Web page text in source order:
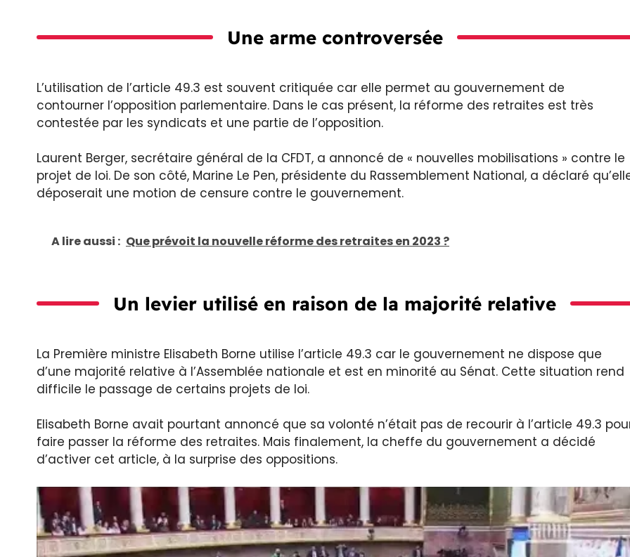
Une arme controversée
L’utilisation de l’article 49.3 est souvent critiquée car elle permet au gouvernement de
contourner l’opposition parlementaire. Dans le cas présent, la réforme des retraites est très
contestée par les syndicats et une partie de l’opposition.
Laurent Berger, secrétaire général de la CFDT, a annoncé de « nouvelles mobilisations » contre le
projet de loi. De son côté, Marine Le Pen, présidente du Rassemblement National, a déclaré
déposerait une motion de censure contre le gouvernement.
A lire aussi : Que prévoit la nouvelle réforme des retraites en 2023 ?
Un levier utilisé en raison de la majorité relative
La Première ministre Elisabeth Borne utilise l’article 49.3 car le gouvernement ne dispose que
d’une majorité relative à l’Assemblée nationale et est en minorité au Sénat. Cette situation rend
difficile le passage de certains projets de loi.
Elisabeth Borne avait pourtant annoncé que sa volonté n’était pas de recourir à l’article 49.3
faire passer la réforme des retraites. Mais finalement, la cheffe du gouvernement a décidé
d’activer cet article, à la surprise des oppositions.